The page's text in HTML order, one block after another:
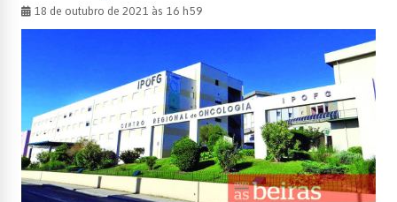
18 de outubro de 2021 às 16 h59